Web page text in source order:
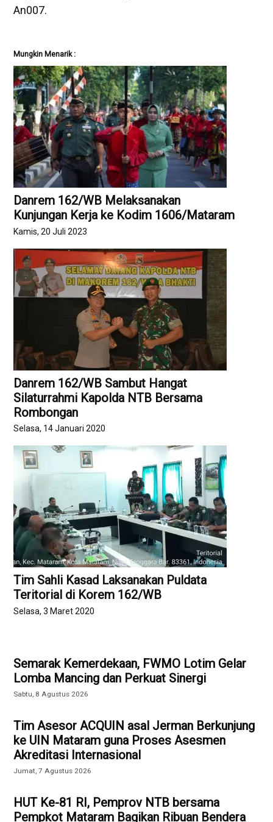
An007.
Mungkin Menarik :
Danrem 162/WB Melaksanakan
Kunjungan Kerja ke Kodim 1606/Mataram
Kamis, 20 Juli 2023
Danrem 162/WB Sambut Hangat
Silaturrahmi Kapolda NTB Bersama
Rombongan
Selasa, 14 Januari 2020
Tim Sahli Kasad Laksanakan Puldata
Teritorial di Korem 162/WB
Selasa, 3 Maret 2020
Semarak Kemerdekaan, FWMO Lotim Gelar
Lomba Mancing dan Perkuat Sinergi
Sabtu, 8 Agustus 2026
Tim Asesor ACQUIN asal Jerman Berkunjung
ke UIN Mataram guna Proses Asesmen
Akreditasi Internasional
Jumat, 7 Agustus 2026
HUT Ke-81 RI, Pemprov NTB bersama
Pempkot Mataram Bagikan Ribuan Bendera